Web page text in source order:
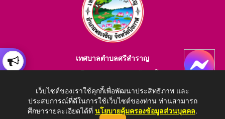
เทศบาลตำบลศรีสำราญ
E-mail : saraban_05380203@dla.go.th
เว็บไซต์ของเราใช้คุกกี้เพื่อพัฒนาประสิทธิภาพ และ
ประสบการณ์ที่ดีในการใช้เว็บไซต์ของท่าน ท่านสามารถ
ศึกษารายละเอียดได้ที่ นโยบายคุ้มครองข้อมูลส่วนบุคคล.